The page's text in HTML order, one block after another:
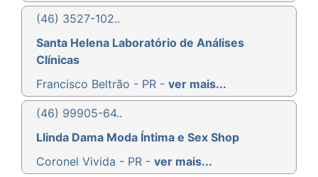
(46) 3527-102..
Santa Helena Laboratório de Análises
Clínicas
Francisco Beltrão - PR - ver mais...
(46) 99905-64..
Llinda Dama Moda Íntima e Sex Shop
Coronel Vivida - PR - ver mais...